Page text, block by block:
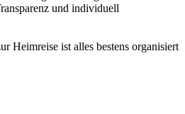
und individuell
Heimreise ist alles bestens organisiert